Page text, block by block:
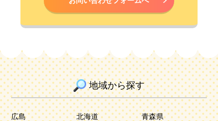
地域から探す
広島 北海道
青森県